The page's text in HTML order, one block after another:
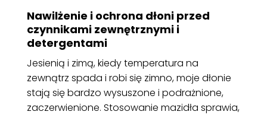
Nawilżenie i ochrona dłoni przed
czynnikami zewnętrznymi i
detergentami
Jesienią i zimą, kiedy temperatura na
zewnątrz spada i robi się zimno, moje dłonie
stają się bardzo wysuszone i podrażnione,
zaczerwienione. Stosowanie mazidła sprawia,